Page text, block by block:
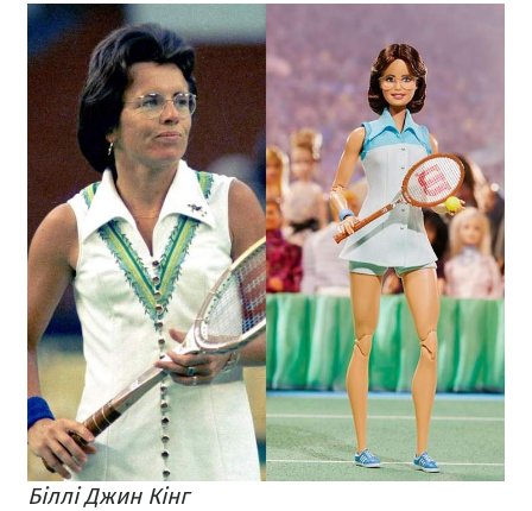
Біллі Джин Кінг